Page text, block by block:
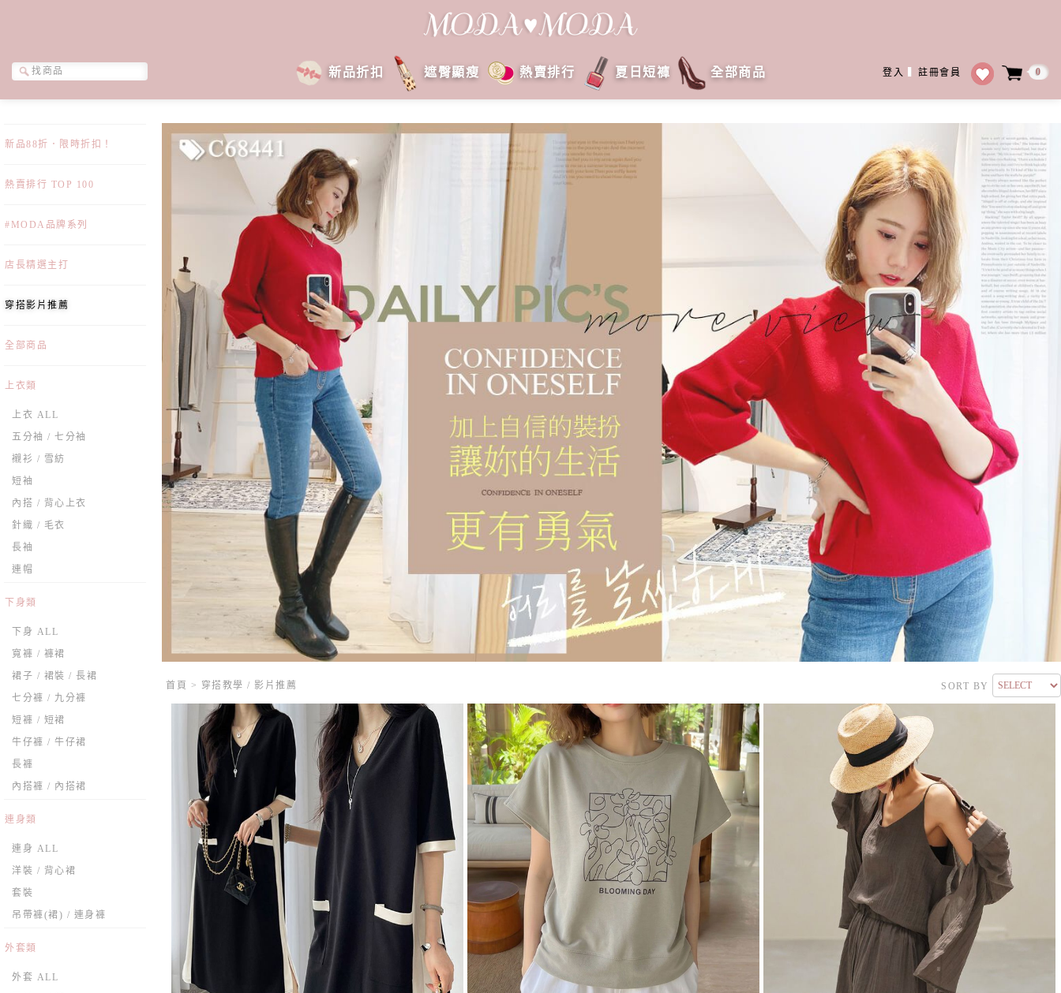
登入 註冊會員 0
新品折扣 遮臀顯瘦 熱賣排行 夏日短褲 全部商品
新品88折．限時折扣！
熱賣排行 TOP 100
#MODA品牌系列
店長精選主打
穿搭影片推薦
全部商品
上衣類
上衣 ALL
五分袖 / 七分袖
襯衫 / 雪紡
短袖
內搭 / 背心上衣
針織 / 毛衣
長袖
連帽
下身類
下身 ALL
寬褲 / 褲裙
裙子 / 裙裝 / 長裙
七分褲 / 九分褲
短褲 / 短裙
牛仔褲 / 牛仔裙
長褲
內搭褲 / 內搭裙
連身類
連身 ALL
洋裝 / 背心裙
套裝
吊帶褲(裙) / 連身褲
外套類
外套 ALL
首頁 > 穿搭教學 / 影片推薦 SORT BY